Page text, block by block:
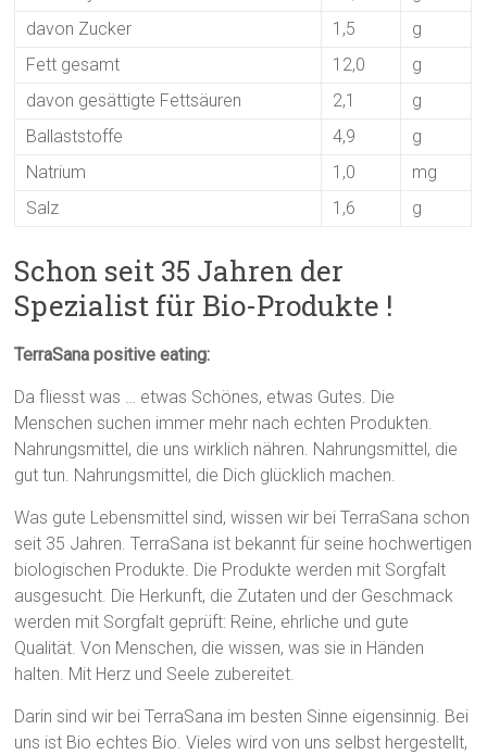
davon Zucker
1,5
g
Fett gesamt
12,0
g
davon gesättigte Fettsäuren
2,1
g
Ballaststoffe
4,9
g
Natrium
1,0
mg
Salz
1,6 g
Schon seit 35 Jahren der
Spezialist für Bio-Produkte !
TerraSana positive eating:
Da fliesst was … etwas Schönes, etwas Gutes. Die
Menschen suchen immer mehr nach echten Produkten.
Nahrungsmittel, die uns wirklich nähren. Nahrungsmittel, die
gut tun. Nahrungsmittel, die Dich glücklich machen.
Was gute Lebensmittel sind, wissen wir bei TerraSana schon
seit 35 Jahren. TerraSana ist bekannt für seine hochwertigen
biologischen Produkte. Die Produkte werden mit Sorgfalt
ausgesucht. Die Herkunft, die Zutaten und der Geschmack
werden mit Sorgfalt geprüft: Reine, ehrliche und gute
Qualität. Von Menschen, die wissen, was sie in Händen
halten. Mit Herz und Seele zubereitet.
Darin sind wir bei TerraSana im besten Sinne eigensinnig. Bei
uns ist Bio echtes Bio. Vieles wird von uns selbst hergestellt,